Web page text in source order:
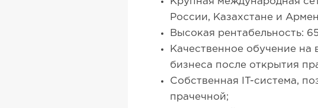
России, Казахстане и
Высокая рентабельность:
Качественное обучение на
бизнеса после открытия
Собственная IT-система,
прачечной;